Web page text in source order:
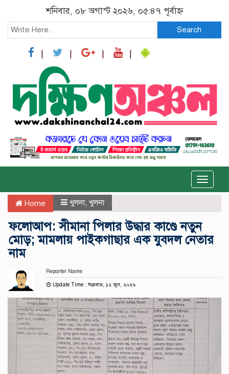
শনিবার, ০৮ অগাস্ট ২০২৬, ০৫:৪৭ পূর্বাহ্ন
Search
Toggle
Home খুলনা, খুলনা
ফলোআপ: সীমানা পিলার উদ্ধার কাণ্ডে নতুন
মোড়; মামলায় পাইকগাছার এক যুবদল নেতার
নাম
Reporter Name
Update Time : শুক্রবার, ১২ জুন, ২০২৬